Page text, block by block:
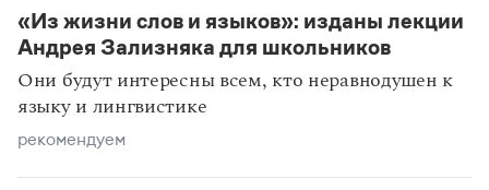
«Из жизни слов и языков»: изданы лекции
Андрея Зализняка для школьников
Они будут интересны всем, кто неравнодушен к
языку и лингвистике
рекомендуем